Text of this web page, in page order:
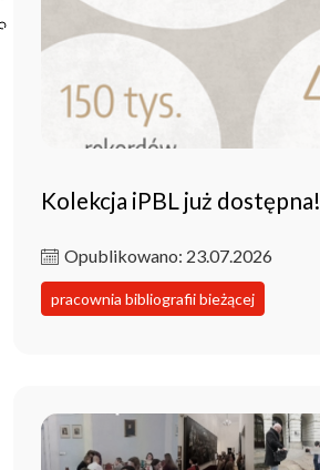
Poczta ibl.waw.pl
Kontakt
Kolekcja iPBL już dostępna!
Opublikowano: 23.07.2026
pracownia bibliografii bieżącej